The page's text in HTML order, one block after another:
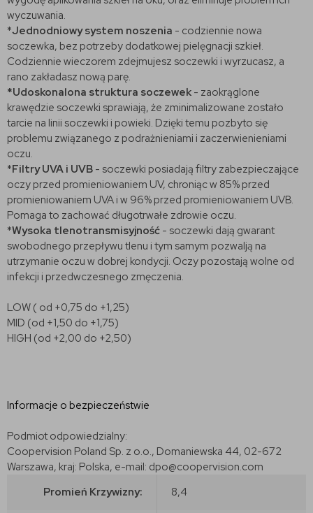
wyczuwania.
*Jednodniowy system noszenia - codziennie nowa
soczewka, bez potrzeby dodatkowej pielęgnacji szkieł.
Codziennie wieczorem zdejmujesz soczewki i wyrzucasz, a
rano zakładasz nową parę.
*Udoskonalona struktura soczewek - zaokrąglone
krawędzie soczewki sprawiają, że zminimalizowane zostało
tarcie na linii soczewki i powieki. Dzięki temu pozbyto się
problemu związanego z podrażnieniami i zaczerwienieniami
oczu.
*Filtry UVA i UVB - soczewki posiadają filtry zabezpieczające
oczy przed promieniowaniem UV, chroniąc w 85% przed
promieniowaniem UVA i w 96% przed promieniowaniem UVB.
Pomaga to zachować długotrwałe zdrowie oczu.
*Wysoka tlenotransmisyjność - soczewki dają gwarant
swobodnego przepływu tlenu i tym samym pozwalją na
utrzymanie oczu w dobrej kondycji. Oczy pozostają wolne od
infekcji i przedwczesnego zmęczenia.
LOW ( od +0,75 do +1,25)
MID (od +1,50 do +1,75)
HIGH (od +2,00 do +2,50)
Informacje o bezpieczeństwie
Podmiot odpowiedzialny:
Coopervision Poland Sp. z o.o., Domaniewska 44, 02-672
Warszawa, kraj: Polska, e-mail: dpo@coopervision.com
Promień Krzywizny:
8,4